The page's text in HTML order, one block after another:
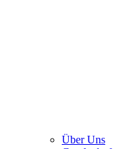
Über Uns